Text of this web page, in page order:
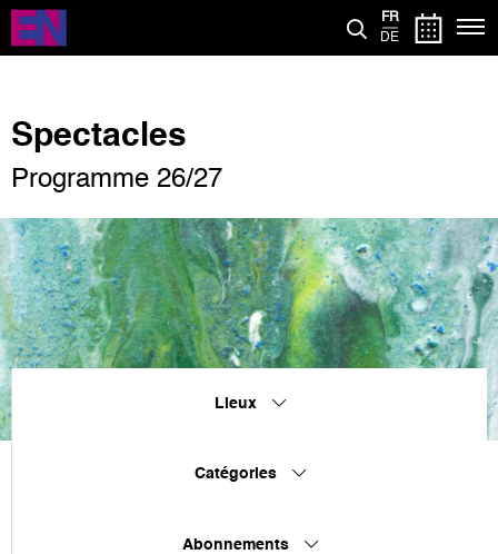
Aller
contenu
FR
DE
Spectacles
Programme 26/27
Lieux
Catégories
Abonnements